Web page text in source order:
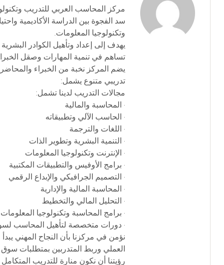
سد الفجوة بين الدراسة الأكاديمية
وتكنولوجيا المعلومات.
يهدف إلى إعداد وتأهيل الكوادر
تساهم في تنمية المهارات وصقل
يضم المركز نخبة من الخبراء
تدريبي متنوع يشمل:
مجالات التدريب لدينا تشمل:
• المحاسبة والمالية
• الحاسب الآلي وتطبيقاته
• اللغات والترجمة
• التنمية البشرية وتطوير الذات
• الإنترنت وتكنولوجيا المعلومات
• برامج الأوفيس والتطبيقات المكتبية
• التصميم الجرافيكي والإبداع الرقمي
• المحاسبة المالية والإدارية
• التحليل المالي والتخطيط
• برامج المحاسبة وتكنولوجيا المعلومات
• دورات متخصصة لتأهيل المحاسب
نؤمن في مركزنا بأن النجاح المهني
العملي وربط المتدربين بمتطلبات
رؤيتنا أن نكون منارة للتدريب